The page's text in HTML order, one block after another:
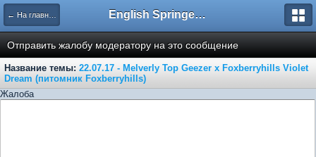
← На главную English Springer Spaniel Club
Отправить жалобу модератору на это сообщение
Название темы: 22.07.17 - Melverly Top Geezer x Foxberryhills Violet
Dream (питомник Foxberryhills)
Жалоба